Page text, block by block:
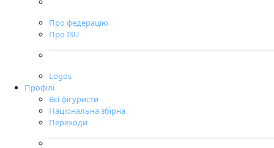
Про федерацію
Про ISU
Logos
Профілі
Всі фігуристи
Національна збірна
Переходи